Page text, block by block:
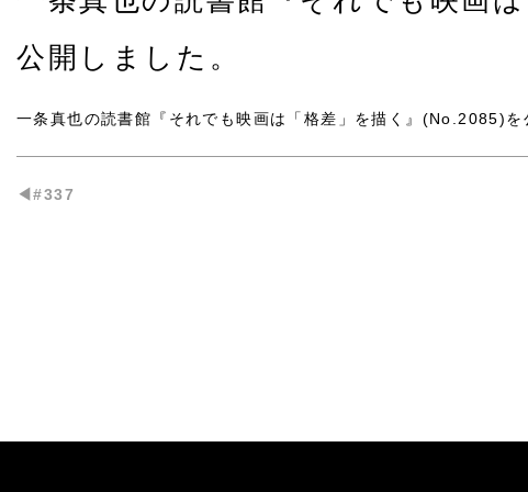
公開しました。
一条真也の読書館『それでも映画は「格差」を描く』(No.2085)を
◀︎#337